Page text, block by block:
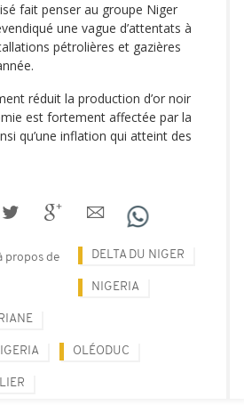
fait penser au groupe Niger
une vague d’attentats à
pétrolières et gazières
réduit la production d’or noir
est fortement affectée par la
qu’une inflation qui atteint des
propos de DELTA DU NIGER
NIGERIA
OLÉODUC